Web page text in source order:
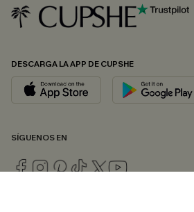
DESCARGA LA APP DE CUPSHE
SÍGUENOS EN